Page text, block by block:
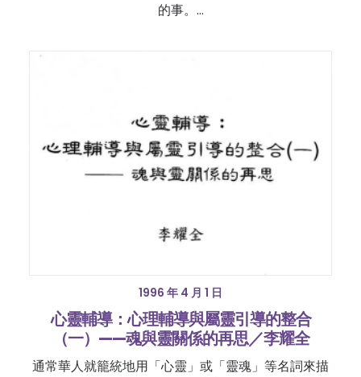
的事。…
1996 年 4 月 1 日
心靈輔導：心理輔導與屬靈引導的整合
（一）——魂與靈關係的再思／李耀全
通常華人就籠統地用「心靈」或「靈魂」等名詞來描